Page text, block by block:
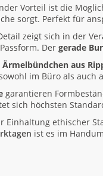
Vorteil ist die
sorgt. Perfekt für
zeigt sich in der
Der gerade
Ärmelbündchen aus
im Büro als
garantieren
sich höchsten
Einhaltung ethischer
ist es im